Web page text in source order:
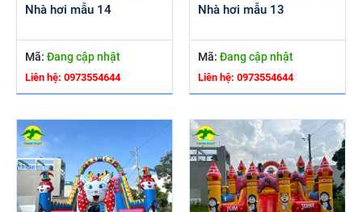
Nhà hơi mẫu 14
Mã: Đang cập nhật
Liên hệ: 0973554644
Nhà hơi mẫu 13
Mã: Đang cập nhật
Liên hệ: 0973554644